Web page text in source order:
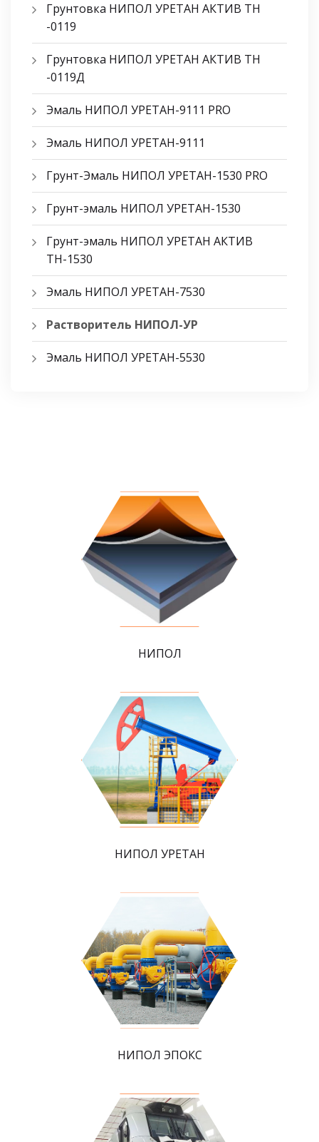
Грунтовка НИПОЛ УРЕТАН АКТИВ ТН
-0119
Грунтовка НИПОЛ УРЕТАН АКТИВ ТН
-0119Д
Эмаль НИПОЛ УРЕТАН-9111 PRO
Эмаль НИПОЛ УРЕТАН-9111
Грунт-Эмаль НИПОЛ УРЕТАН-1530 PRO
Грунт-эмаль НИПОЛ УРЕТАН-1530
Грунт-эмаль НИПОЛ УРЕТАН АКТИВ
ТН-1530
Эмаль НИПОЛ УРЕТАН-7530
Растворитель НИПОЛ-УР
Эмаль НИПОЛ УРЕТАН-5530
НИПОЛ
НИПОЛ УРЕТАН
НИПОЛ ЭПОКС